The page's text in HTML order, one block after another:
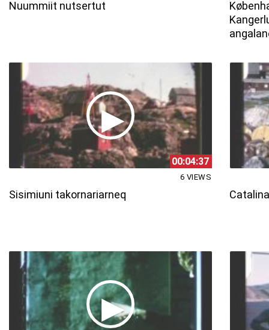
Nuummiit nutsertut
00:04:37
Sisimiuni takornariarneq
6 VIEWS